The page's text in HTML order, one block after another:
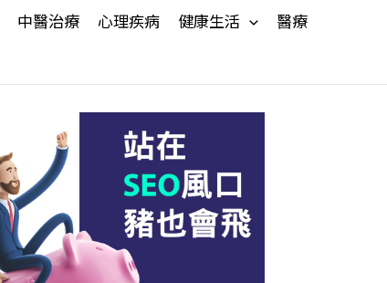
中醫治療 心理疾病 健康生活
醫療